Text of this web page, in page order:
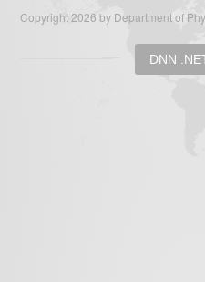
Copyright 2026 by Department of
DNN